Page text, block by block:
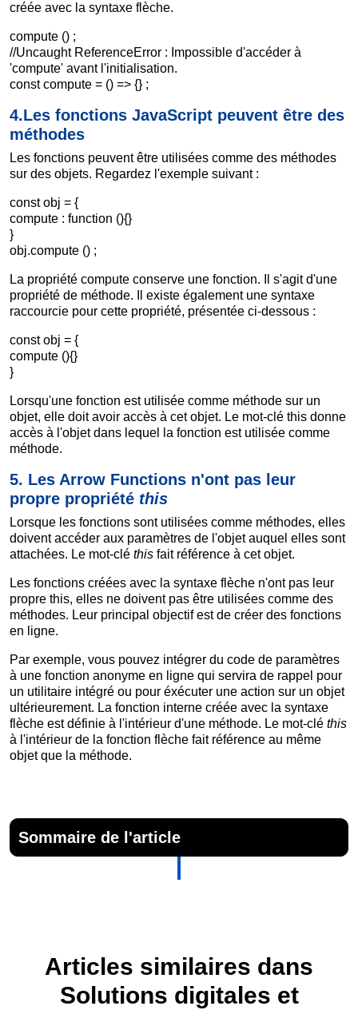
créée avec la syntaxe flèche.
compute () ;
//Uncaught ReferenceError : Impossible d'accéder à
'compute' avant l'initialisation.
const compute = () => {} ;
4.Les fonctions JavaScript peuvent être des
méthodes
Les fonctions peuvent être utilisées comme des méthodes
sur des objets. Regardez l'exemple suivant :
const obj = {
compute : function (){}
}
obj.compute () ;
La propriété compute conserve une fonction. Il s'agit d'une
propriété de méthode. Il existe également une syntaxe
raccourcie pour cette propriété, présentée ci-dessous :
const obj = {
compute (){}
}
Lorsqu'une fonction est utilisée comme méthode sur un
objet, elle doit avoir accès à cet objet. Le mot-clé this donne
accès à l'objet dans lequel la fonction est utilisée comme
méthode.
5. Les Arrow Functions n'ont pas leur
propre propriété this
Lorsque les fonctions sont utilisées comme méthodes, elles
doivent accéder aux paramètres de l'objet auquel elles sont
attachées. Le mot-clé this fait référence à cet objet.
Les fonctions créées avec la syntaxe flèche n'ont pas leur
propre this, elles ne doivent pas être utilisées comme des
méthodes. Leur principal objectif est de créer des fonctions
en ligne.
Par exemple, vous pouvez intégrer du code de paramètres
à une fonction anonyme en ligne qui servira de rappel pour
un utilitaire intégré ou pour éxécuter une action sur un objet
ultérieurement. La fonction interne créée avec la syntaxe
flèche est définie à l'intérieur d'une méthode. Le mot-clé this
à l'intérieur de la fonction flèche fait référence au même
objet que la méthode.
Sommaire de l'article
Articles similaires dans
Solutions digitales et